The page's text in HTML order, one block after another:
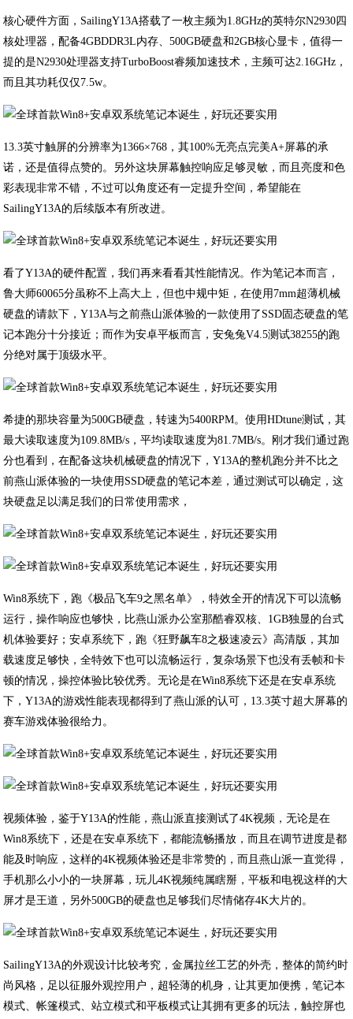
核心硬件方面，SailingY13A搭载了一枚主频为1.8GHz的英特尔N2930四
核处理器，配备4GBDDR3L内存、500GB硬盘和2GB核心显卡，值得一
提的是N2930处理器支持TurboBoost睿频加速技术，主频可达2.16GHz，
而且其功耗仅仅7.5w。
13.3英寸触屏的分辨率为1366×768，其100%无亮点完美A+屏幕的承
诺，还是值得点赞的。另外这块屏幕触控响应足够灵敏，而且亮度和色
彩表现非常不错，不过可以角度还有一定提升空间，希望能在
SailingY13A的后续版本有所改进。
看了Y13A的硬件配置，我们再来看看其性能情况。作为笔记本而言，
鲁大师60065分虽称不上高大上，但也中规中矩，在使用7mm超薄机械
硬盘的请款下，Y13A与之前燕山派体验的一款使用了SSD固态硬盘的笔
记本跑分十分接近；而作为安卓平板而言，安兔兔V4.5测试38255的跑
分绝对属于顶级水平。
希捷的那块容量为500GB硬盘，转速为5400RPM。使用HDtune测试，其
最大读取速度为109.8MB/s，平均读取速度为81.7MB/s。刚才我们通过跑
分也看到，在配备这块机械硬盘的情况下，Y13A的整机跑分并不比之
前燕山派体验的一块使用SSD硬盘的笔记本差，通过测试可以确定，这
块硬盘足以满足我们的日常使用需求，
Win8系统下，跑《极品飞车9之黑名单》，特效全开的情况下可以流畅
运行，操作响应也够快，比燕山派办公室那酷睿双核、1GB独显的台式
机体验要好；安卓系统下，跑《狂野飙车8之极速凌云》高清版，其加
载速度足够快，全特效下也可以流畅运行，复杂场景下也没有丢帧和卡
顿的情况，操控体验比较优秀。无论是在Win8系统下还是在安卓系统
下，Y13A的游戏性能表现都得到了燕山派的认可，13.3英寸超大屏幕的
赛车游戏体验很给力。
视频体验，鉴于Y13A的性能，燕山派直接测试了4K视频，无论是在
Win8系统下，还是在安卓系统下，都能流畅播放，而且在调节进度是都
能及时响应，这样的4K视频体验还是非常赞的，而且燕山派一直觉得，
手机那么小小的一块屏幕，玩儿4K视频纯属瞎掰，平板和电视这样的大
屏才是王道，另外500GB的硬盘也足够我们尽情储存4K大片的。
SailingY13A的外观设计比较考究，金属拉丝工艺的外壳，整体的简约时
尚风格，足以征服外观控用户，超轻薄的机身，让其更加便携，笔记本
模式、帐篷模式、站立模式和平板模式让其拥有更多的玩法，触控屏也